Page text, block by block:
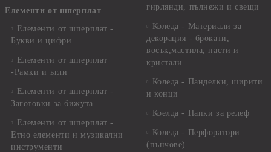
Елементи от шперплат
Елементи от шперплат -
Букви и цифри
Елементи от шперплат
-Рамки и ъгли
Елементи от шперплат -
Заготовки за бижута
Елементи от шперплат -
Етно елементи и музикални
инструменти
гирлянди, пълнежи и свещи
Коледа - Материали за
декорация - брокати,
восък,мастила, пасти и
кристали
Коледа - Панделки, ширити
и конци
Коелда - Папки за релеф
Коледа - Перфоратори
(пънчове)